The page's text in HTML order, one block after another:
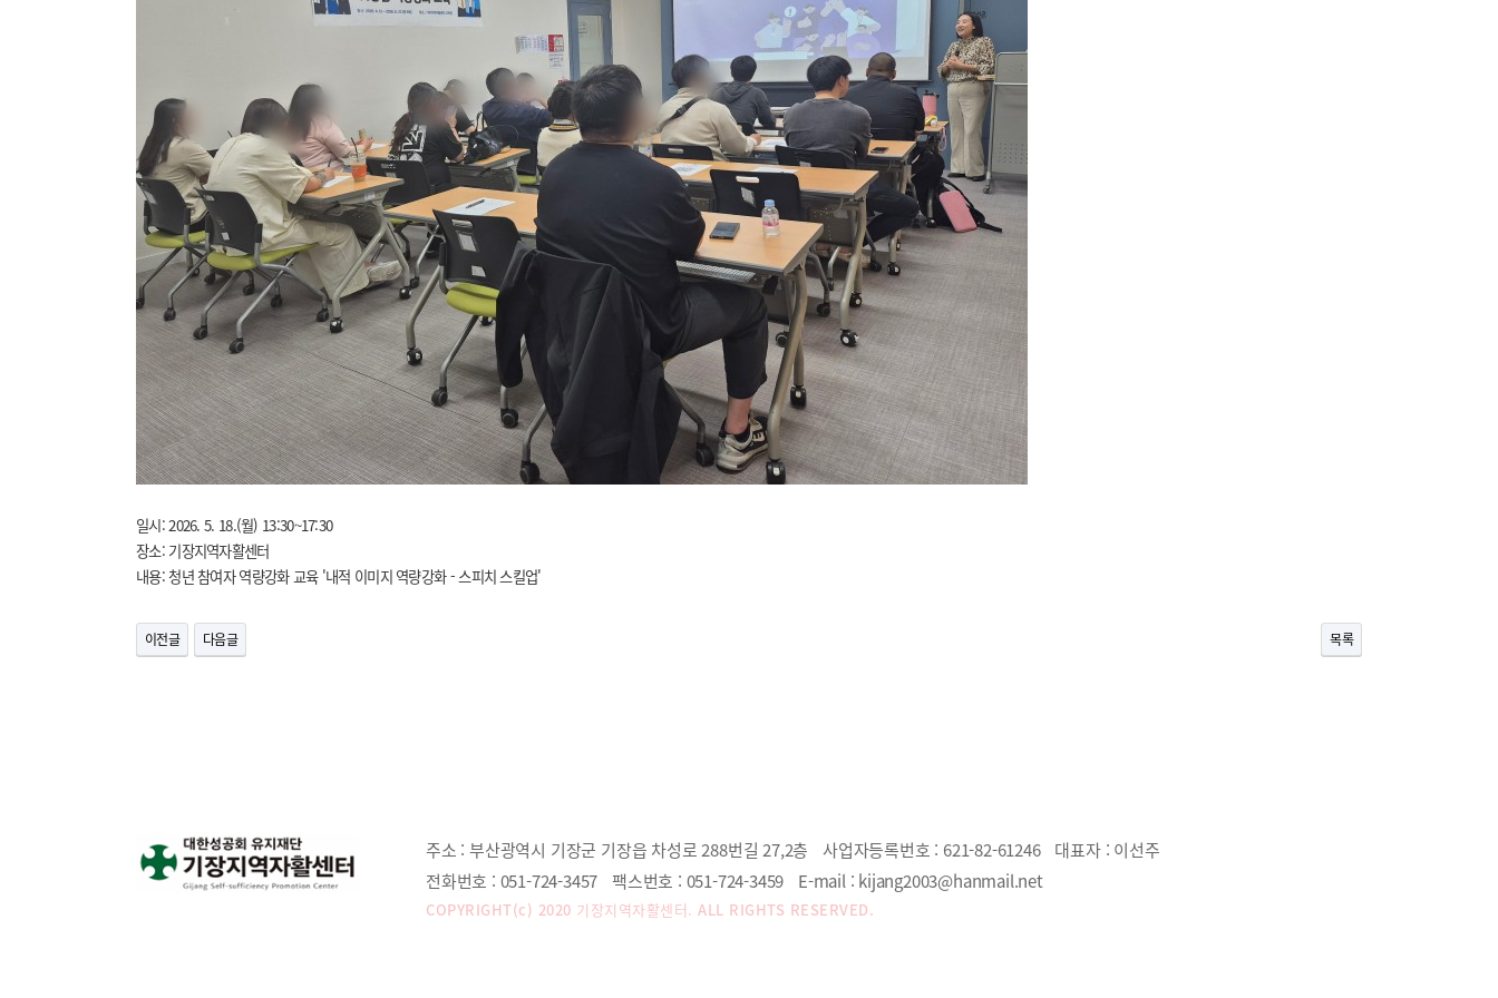
일시: 2026. 5. 18.(월) 13:30~17:30
장소: 기장지역자활센터
내용: 청년 참여자 역량강화 교육 '내적 이미지 역량강화 - 스피치 스킬업'
이전글 다음글 목록
주소 : 부산광역시 기장군 기장읍 차성로 288번길 27,2층 사업자등록번호 : 621-82-61246 대표자 : 이선주
전화번호 : 051-724-3457 팩스번호 : 051-724-3459 E-mail : kijang2003@hanmail.net
COPYRIGHT(c) 2020 기장지역자활센터. ALL RIGHTS RESERVED.